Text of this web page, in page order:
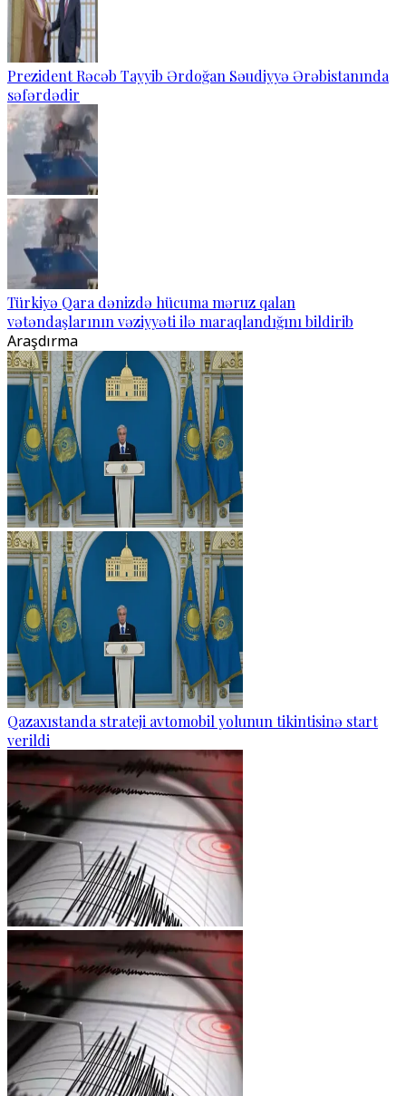
Prezident Rəcəb Tayyib Ərdoğan Səudiyyə Ərəbistanında
səfərdədir
Türkiyə Qara dənizdə hücuma məruz qalan
vətəndaşlarının vəziyyəti ilə maraqlandığını bildirib
Araşdırma
Qazaxıstanda strateji avtomobil yolunun tikintisinə start
verildi